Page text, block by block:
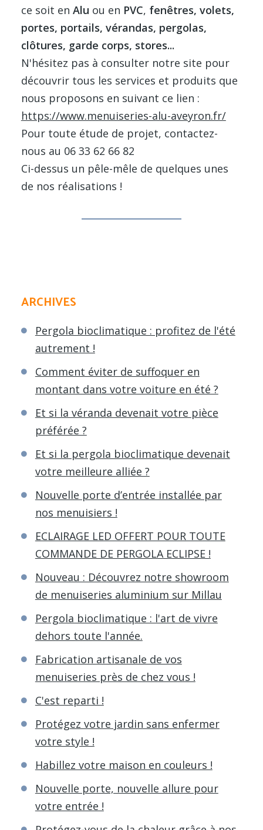
ce soit en Alu ou en PVC, fenêtres, volets,
portes, portails, vérandas, pergolas,
clôtures, garde corps, stores...
N'hésitez pas à consulter notre site pour
découvrir tous les services et produits que
nous proposons en suivant ce lien :
https://www.menuiseries-alu-aveyron.fr/
Pour toute étude de projet, contactez-
nous au 06 33 62 66 82
Ci-dessus un pêle-mêle de quelques unes
de nos réalisations !
ARCHIVES
Pergola bioclimatique : profitez de l'été
autrement !
Comment éviter de suffoquer en
montant dans votre voiture en été ?
Et si la véranda devenait votre pièce
préférée ?
Et si la pergola bioclimatique devenait
votre meilleure alliée ?
Nouvelle porte d’entrée installée par
nos menuisiers !
ECLAIRAGE LED OFFERT POUR TOUTE
COMMANDE DE PERGOLA ECLIPSE !
Nouveau : Découvrez notre showroom
de menuiseries aluminium sur Millau
Pergola bioclimatique : l'art de vivre
dehors toute l'année.
Fabrication artisanale de vos
menuiseries près de chez vous !
C'est reparti !
Protégez votre jardin sans enfermer
votre style !
Habillez votre maison en couleurs !
Nouvelle porte, nouvelle allure pour
votre entrée !